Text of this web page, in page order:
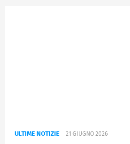
ULTIME NOTIZIE 21 GIUGNO 2026